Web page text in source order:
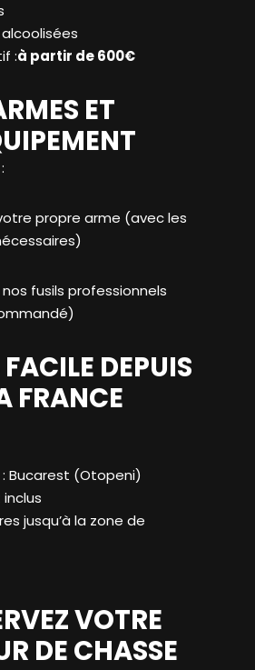
:à partir de 600€
ET
propre arme (avec les
nos fusils professionnels
DEPUIS
FRANCE
Bucarest (Otopeni)
jusqu’à la zone de
VOTRE
DE CHASSE